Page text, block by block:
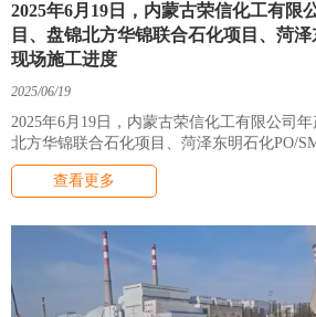
2025年6月19日，内蒙古荣信化工有限
目、盘锦北方华锦联合石化项目、菏泽
现场施工进度
2025/06/19
2025年6月19日，内蒙古荣信化工有限公司
北方华锦联合石化项目、菏泽东明石化PO/
查看更多